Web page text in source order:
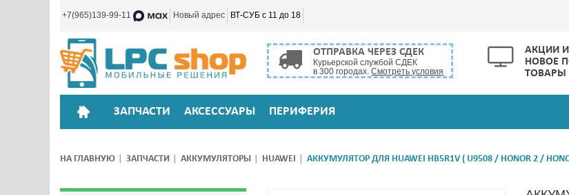
+7(965)139-99-11 Новый адрес ВТ-СУБ с 11 до 18
ОТПРАВКА ЧЕРЕЗ СДЕК
Курьерской службой СДЕК
в 300 городах.Смотреть условия
АКЦИИ
НОВОЕ
ТОВАРЫ
ЗАПЧАСТИ АКСЕССУАРЫ ПЕРИФЕРИЯ
НА ГЛАВНУЮ ЗАПЧАСТИ АККУМУЛЯТОРЫ HUAWEI АККУМУЛЯТОР ДЛЯ HUAWEI HB5R1V ( U9508 / HONOR 2 /